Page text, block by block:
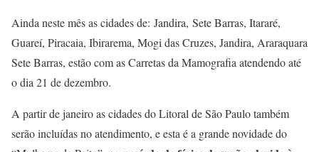
Ainda neste mês as cidades de: Jandira, Sete Barras, Itararé,
Guareí, Piracaia, Ibirarema, Mogi das Cruzes, Jandira, Araraquara
Sete Barras, estão com as Carretas da Mamografia atendendo até
o dia 21 de dezembro.
A partir de janeiro as cidades do Litoral de São Paulo também
serão incluídas no atendimento, e esta é a grande novidade do